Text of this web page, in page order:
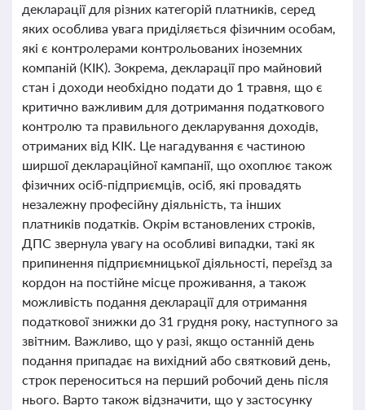
декларації для різних категорій платників, серед
яких особлива увага приділяється фізичним особам,
які є контролерами контрольованих іноземних
компаній (КІК). Зокрема, декларації про майновий
стан і доходи необхідно подати до 1 травня, що є
критично важливим для дотримання податкового
контролю та правильного декларування доходів,
отриманих від КІК. Це нагадування є частиною
ширшої деклараційної кампанії, що охоплює також
фізичних осіб-підприємців, осіб, які провадять
незалежну професійну діяльність, та інших
платників податків. Окрім встановлених строків,
ДПС звернула увагу на особливі випадки, такі як
припинення підприємницької діяльності, переїзд за
кордон на постійне місце проживання, а також
можливість подання декларації для отримання
податкової знижки до 31 грудня року, наступного за
звітним. Важливо, що у разі, якщо останній день
подання припадає на вихідний або святковий день,
строк переноситься на перший робочий день після
нього. Варто також відзначити, що у застосунку